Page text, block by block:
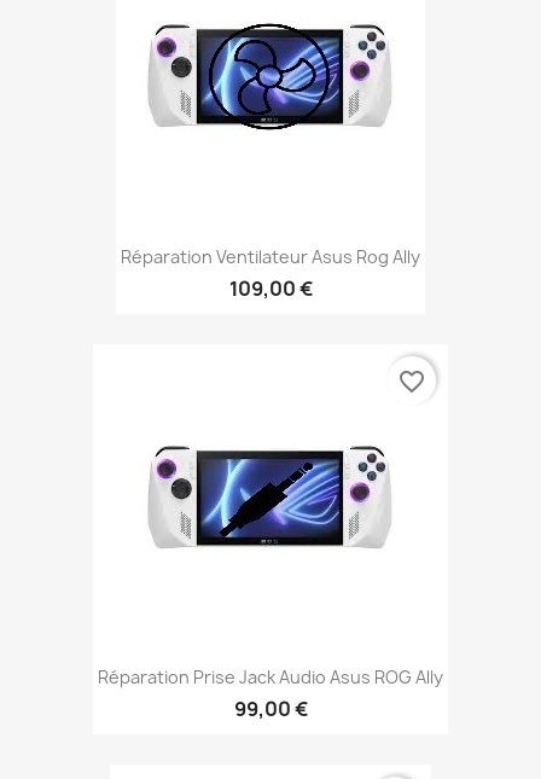
Réparation Ventilateur Asus Rog Ally
109,00 €
Réparation Prise Jack Audio Asus ROG Ally
99,00 €
favorite_border